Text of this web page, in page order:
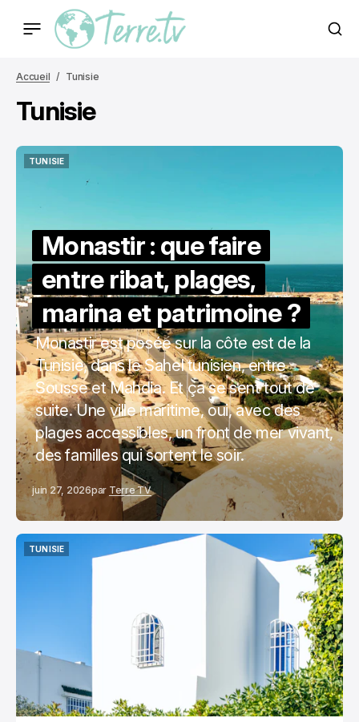
Accueil Tunisie
Tunisie
TUNISIE
Monastir : que faire
entre ribat, plages,
marina et patrimoine ?
Monastir est posée sur la côte est de la
Tunisie, dans le Sahel tunisien, entre
Sousse et Mahdia. Et ça se sent tout de
suite. Une ville maritime, oui, avec des
plages accessibles, un front de mer vivant,
des familles qui sortent le soir.
juin 27, 2026par Terre TV
TUNISIE